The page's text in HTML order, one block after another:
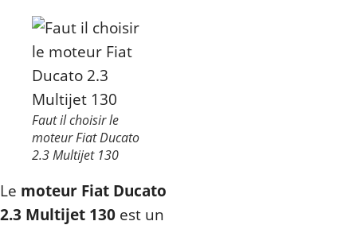
Faut il choisir le
moteur Fiat Ducato
2.3 Multijet 130
Le moteur Fiat Ducato
2.3 Multijet 130 est un